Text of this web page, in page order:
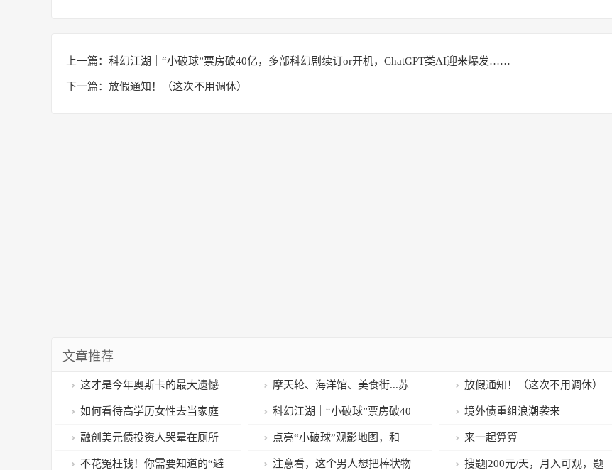
上一篇： 科幻江湖｜“小破球”票房破40亿，多部科幻剧续订or开机，ChatGPT类AI迎来爆发……
下一篇： 放假通知！（这次不用调休）
文章推荐
这才是今年奥斯卡的最大遗憾
吧？
摩天轮、海洋馆、美食街...苏
州又添一大波好去处！
放假通知！（这次不用调休）
如何看待高学历女性去当家庭
主妇？
科幻江湖｜“小破球”票房破40
亿，多部科幻剧续订or开机，
ChatGPT类AI迎来爆发……
境外债重组浪潮袭来
融创美元债投资人哭晕在厕所 点亮“小破球”观影地图，和
SFW一起守望中国科幻电影！
来一起算算
不花冤枉钱！你需要知道的“避 注意看，这个男人想把棒状物 ​搜题|200元/天，月入可观，题